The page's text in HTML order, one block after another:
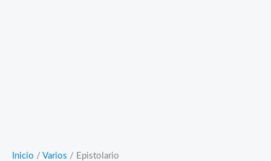
Inicio / Varios / Epistolario